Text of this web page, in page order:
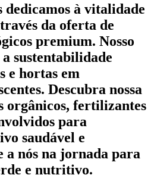
dedicamos à vitalidade
da oferta de
premium. Nosso
sustentabilidade
e hortas em
Descubra nossa
orgânicos, fertilizantes
para
saudável e
a nós na jornada para
e nutritivo.